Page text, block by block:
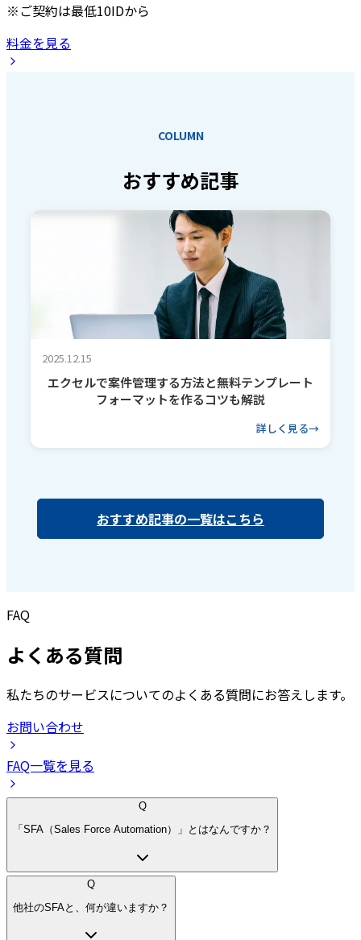
※ご契約は最低10IDから
料金を見る
COLUMN
おすすめ記事
2025.12.15
エクセルで案件管理する方法と無料テンプレート
フォーマットを作るコツも解説
詳しく見る
おすすめ記事の一覧はこちら
FAQ
よくある質問
私たちのサービスについてのよくある質問にお答えします。
お問い合わせ
FAQ一覧を見る
Q
「SFA（Sales Force Automation）」とはなんですか？
Q
他社のSFAと、何が違いますか？